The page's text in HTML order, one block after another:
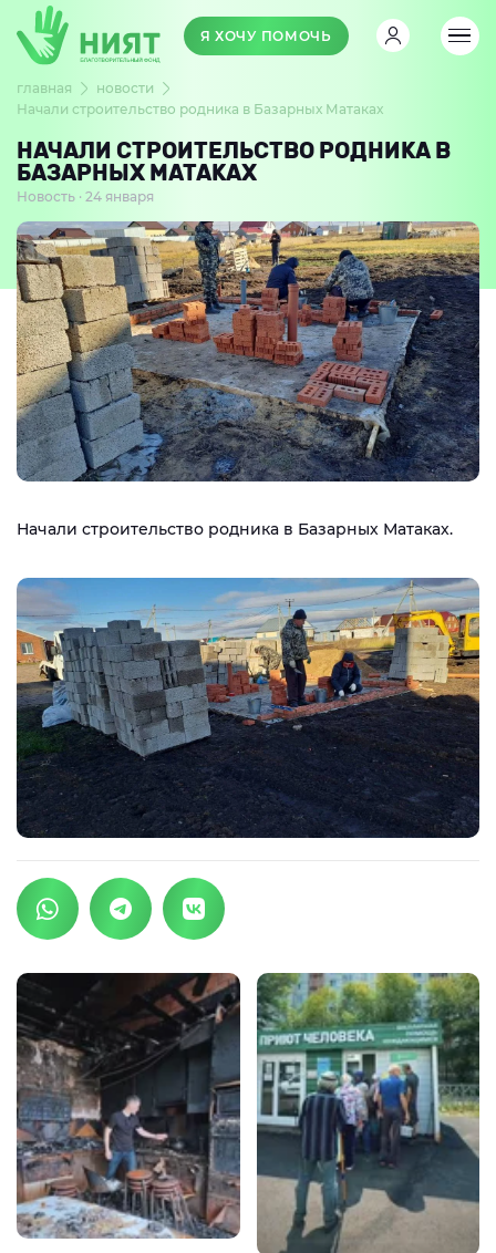
Я ХОЧУ ПОМОЧЬ
главная
новости
Начали строительство родника в Базарных Матаках
НАЧАЛИ СТРОИТЕЛЬСТВО РОДНИКА В
БАЗАРНЫХ МАТАКАХ
Новость · 24 января
Начали строительство родника в Базарных Матаках.